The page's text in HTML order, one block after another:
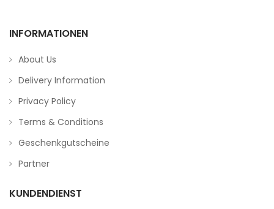
INFORMATIONEN
About Us
Delivery Information
Privacy Policy
Terms & Conditions
Geschenkgutscheine
Partner
KUNDENDIENST